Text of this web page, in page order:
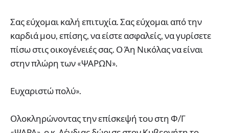
Σας εύχομαι καλή επιτυχία. Σας εύχομαι από την
καρδιά μου, επίσης, να είστε ασφαλείς, να γυρίσετε
πίσω στις οικογένειές σας. Ο Άη Νικόλας να είναι
στην πλώρη των «ΨΑΡΩΝ».
Ευχαριστώ πολύ».
Ολοκληρώνοντας την επίσκεψή του στη Φ/Γ